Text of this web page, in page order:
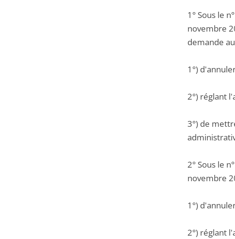
1° Sous le
novembre
demande
1°)
2°) réglant
3°) de
2° Sous le
novembre
1°)
2°) réglant